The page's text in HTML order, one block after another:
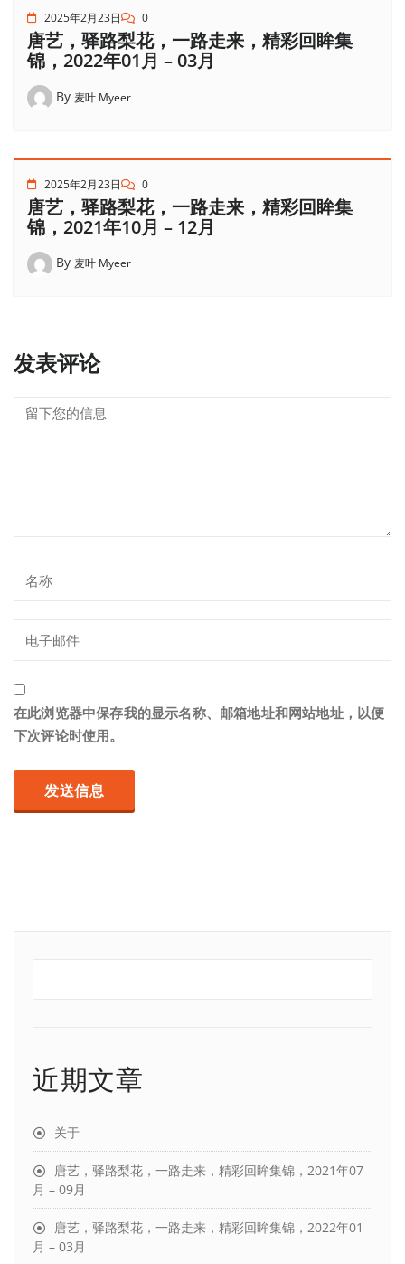
2025年2月23日 0
唐艺，驿路梨花，一路走来，精彩回眸集
锦，2022年01月 – 03月
By 麦叶 Myeer
2025年2月23日 0
唐艺，驿路梨花，一路走来，精彩回眸集
锦，2021年10月 – 12月
By 麦叶 Myeer
发表评论
在此浏览器中保存我的显示名称、邮箱地址和网站地址，以便
下次评论时使用。
近期文章
关于
唐艺，驿路梨花，一路走来，精彩回眸集锦，2021年07
月 – 09月
唐艺，驿路梨花，一路走来，精彩回眸集锦，2022年01
月 – 03月